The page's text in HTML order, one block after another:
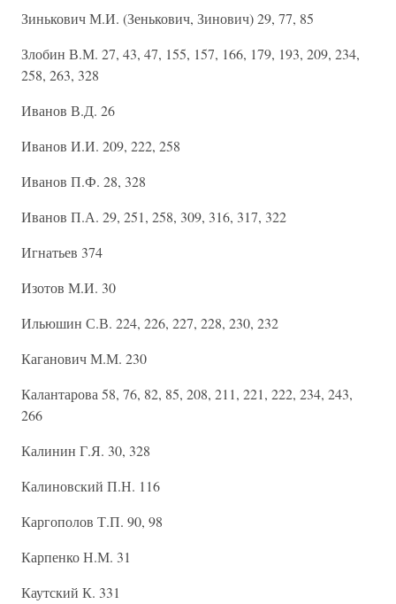
Зинькович М.И. (Зенькович, Зинович) 29, 77, 85
Злобин В.М. 27, 43, 47, 155, 157, 166, 179, 193, 209, 234,
258, 263, 328
Иванов В.Д. 26
Иванов И.И. 209, 222, 258
Иванов П.Ф. 28, 328
Иванов П.А. 29, 251, 258, 309, 316, 317, 322
Игнатьев 374
Изотов М.И. 30
Ильюшин С.В. 224, 226, 227, 228, 230, 232
Каганович М.М. 230
Калантарова 58, 76, 82, 85, 208, 211, 221, 222, 234, 243,
266
Калинин Г.Я. 30, 328
Калиновский П.Н. 116
Каргополов Т.П. 90, 98
Карпенко Н.М. 31
Каутский К. 331